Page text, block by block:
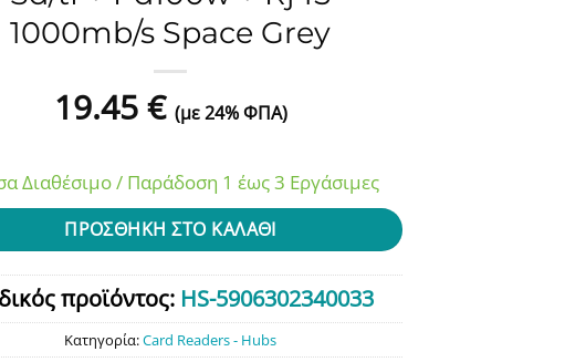
1000mb/s Space Grey
19.45€ (με 24% ΦΠΑ)
Διαθέσιμο / Παράδοση 1 έως 3 Εργάσιμες
ΠΡΟΣΘΉΚΗ ΣΤΟ ΚΑΛΆΘΙ
προϊόντος: HS-5906302340033
Κατηγορία:Card Readers - Hubs